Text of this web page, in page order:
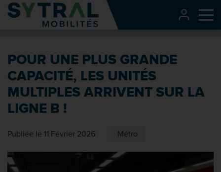
Contenu
Entête de page
Recherche
Pied de page
POUR UNE PLUS GRANDE
CAPACITÉ, LES UNITÉS
MULTIPLES ARRIVENT SUR LA
LIGNE B !
Publiée le 11 Février 2026 Métro